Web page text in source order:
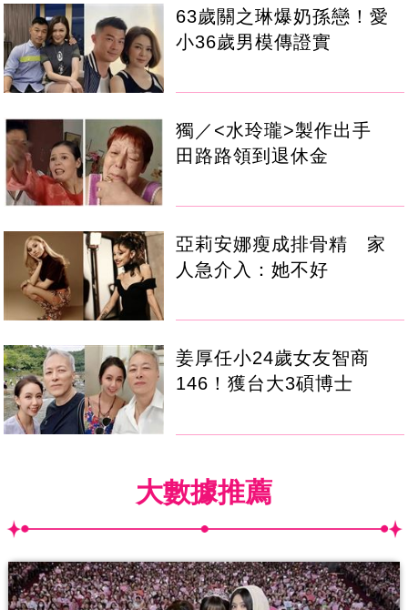
63歲關之琳爆奶孫戀！愛
小36歲男模傳證實
獨／<水玲瓏>製作出手
田路路領到退休金
亞莉安娜瘦成排骨精 家
人急介入：她不好
姜厚任小24歲女友智商
146！獲台大3碩博士
大數據推薦